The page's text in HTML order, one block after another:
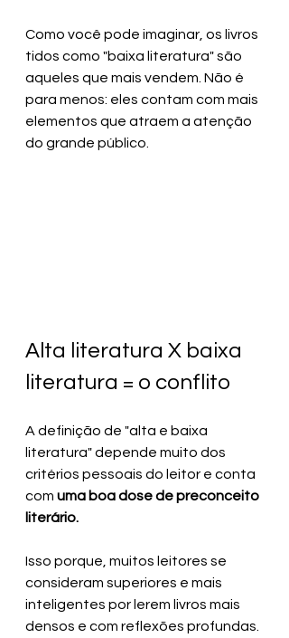
Como você pode imaginar, os livros
tidos como "baixa literatura" são
aqueles que mais vendem. Não é
para menos: eles contam com mais
elementos que atraem a atenção
do grande público.
Alta literatura X baixa
literatura = o conflito
A definição de "alta e baixa
literatura" depende muito dos
critérios pessoais do leitor e conta
com uma boa dose de preconceito
literário.
Isso porque, muitos leitores se
consideram superiores e mais
inteligentes por lerem livros mais
densos e com reflexões profundas.